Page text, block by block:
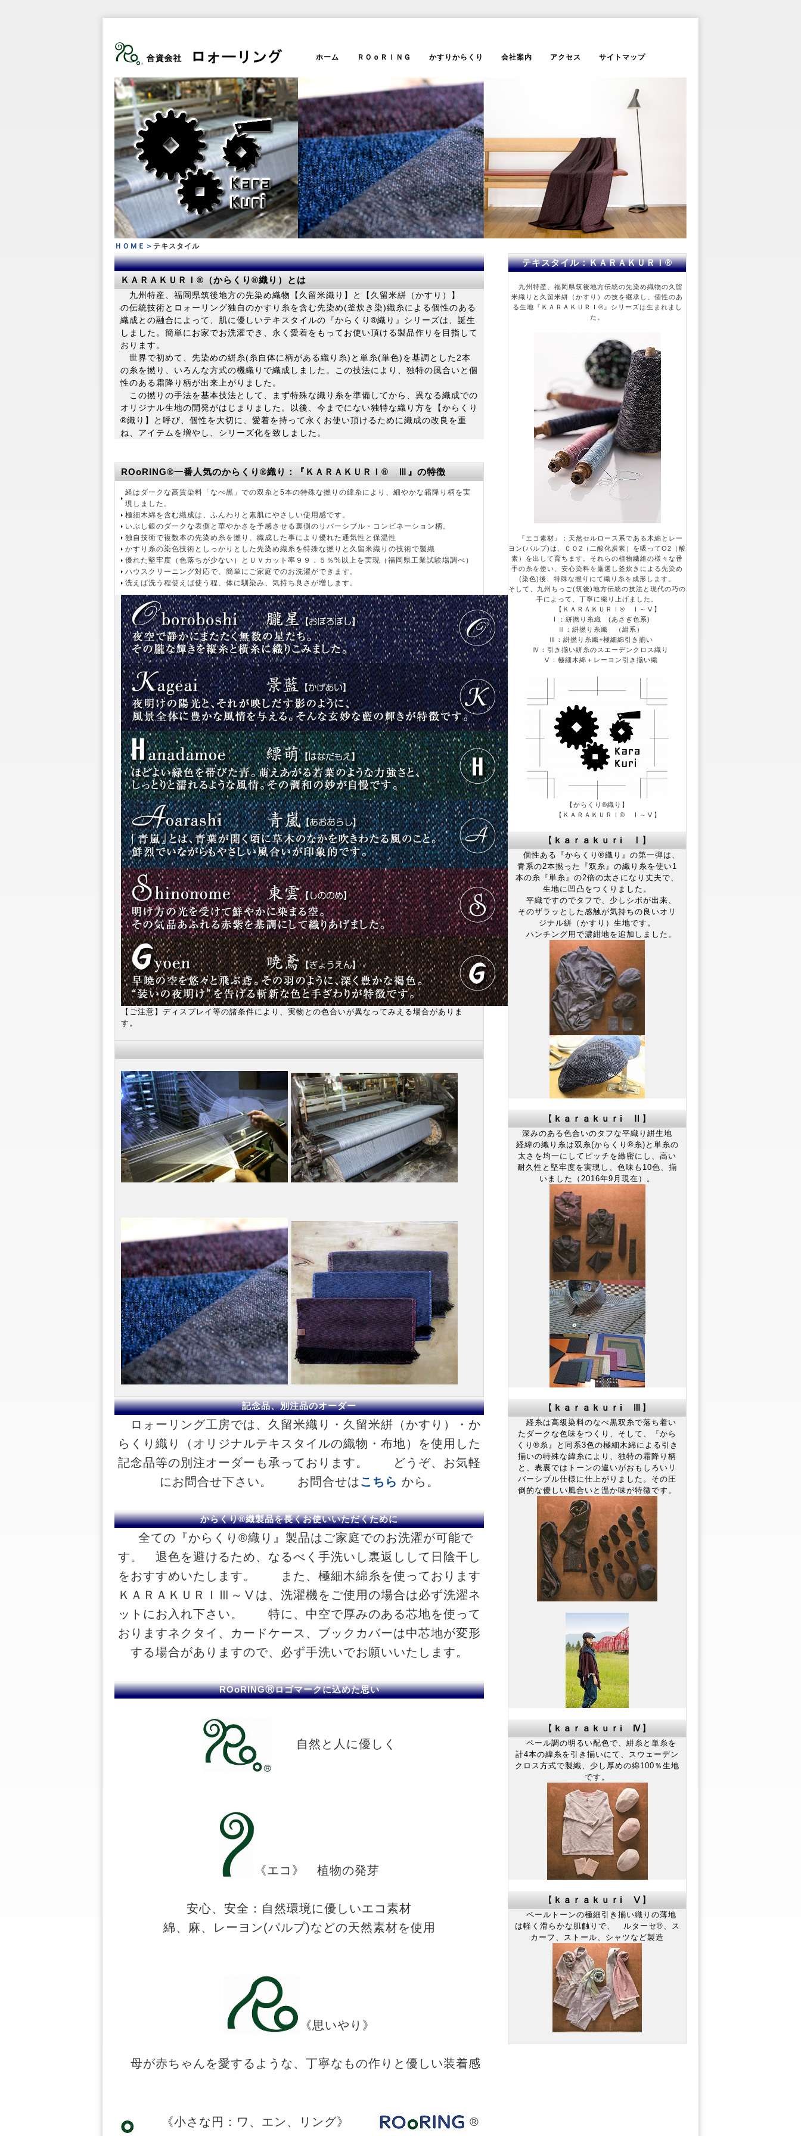
ホーム ＲＯｏＲＩＮＧ かすりからくり 会社案内 アクセス サイトマップ
ＨＯＭＥ＞ テキスタイル
ＫＡＲＡＫＵＲＩ®（からくり®織り）とは
九州特産、福岡県筑後地方の先染め織物【久留米織り】と【久留米絣（かすり）】
の伝統技術とロォーリング独自のかすり糸を含む先染め(釜炊き染)織糸による個性のある
織成との融合によって、肌に優しいテキスタイルの『からくり®織り』シリーズは、誕生
しました。簡単にお家でお洗濯でき、永く愛着をもってお使い頂ける製品作りを目指して
おります。
世界で初めて、先染めの絣糸(糸自体に柄がある織り糸)と単糸(単色)を基調とした2本
の糸を撚り、いろんな方式の機織りで織成しました。この技法により、独特の風合いと個
性のある霜降り柄が出来上がりました。
この撚りの手法を基本技法として、まず特殊な織り糸を準備してから、異なる織成での
オリジナル生地の開発がはじまりました。以後、今までにない独特な織り方を【からくり
®織り】と呼び、個性を大切に、愛着を持って永くお使い頂けるために織成の改良を重
ね、アイテムを増やし、シリーズ化を致しました。
ROoRING®一番人気のからくり®織り：『ＫＡＲＡＫＵＲＩ® Ⅲ』の特徴
経はダークな高質染料「なべ黒」での双糸と5本の特殊な撚りの緯糸により、細やかな霜降り柄を実
現しました。
極細木綿を含む織成は、ふんわりと素肌にやさしい使用感です。
いぶし銀のダークな表側と華やかさを予感させる裏側のリバーシブル・コンビネーション柄。
独自技術で複数本の先染め糸を撚り、織成した事により優れた通気性と保温性
かすり糸の染色技術としっかりとした先染め織糸を特殊な撚りと久留米織りの技術で製織
優れた堅牢度（色落ちが少ない）とＵＶカット率９９．５％%以上を実現（福岡県工業試験場調べ）
ハウスクリーニング対応で、簡単にご家庭でのお洗濯ができます。
洗えば洗う程使えば使う程、体に馴染み、気持ち良さが増します。
【ご注意】ディスプレイ等の諸条件により、実物との色合いが異なってみえる場合がありま
す。
記念品、別注品のオーダー
ロォーリング工房では、久留米織り・久留米絣（かすり）・か
らくり織り（オリジナルテキスタイルの織物・布地）を使用した
記念品等の別注オーダーも承っております。 どうぞ、お気軽
にお問合せ下さい。 お問合せは こちら から。
からくり®織製品を長くお使いいただくために
全ての『からくり®織り』製品はご家庭でのお洗濯が可能で
す。 退色を避けるため、なるべく手洗いし裏返しして日陰干し
をおすすめいたします。 また、極細木綿糸を使っております
ＫＡＲＡＫＵＲＩⅢ～Ⅴは、洗濯機をご使用の場合は必ず洗濯ネ
ットにお入れ下さい。 特に、中空で厚みのある芯地を使って
おりますネクタイ、カードケース、ブックカバーは中芯地が変形
する場合がありますので、必ず手洗いでお願いいたします。
ROoRINGⓇロゴマークに込めた思い
自然と人に優しく
《エコ》 植物の発芽
安心、安全：自然環境に優しいエコ素材
綿、麻、レーヨン(パルプ)などの天然素材を使用
《思いやり》
母が赤ちゃんを愛するような、丁寧なもの作りと優しい装着感
《小さな円：ワ、エン、リング》 ®
テキスタイル：ＫＡＲＡＫＵＲＩ®
九州特産、福岡県筑後地方伝統の先染め織物の久留
米織りと久留米絣（かすり）の技を継承し、個性のあ
る生地『ＫＡＲＡＫＵＲＩ®』シリーズは生まれまし
た。
『エコ素材』：天然セルロース系である木綿とレー
ヨン(パルプ)は、ＣＯ2（二酸化炭素）を吸ってO2（酸
素）を出して育ちます。それらの植物繊維の様々な番
手の糸を使い、安心染料を厳選し釜炊きによる先染め
(染色)後、特殊な撚りにて織り糸を成形します。
そして、九州ちっご(筑後)地方伝統の技法と現代の巧の
手によって、丁寧に織り上げました。
【ＫＡＲＡＫＵＲＩ® Ⅰ～Ⅴ】
Ⅰ：絣撚り糸織 (あさぎ色系)
Ⅱ：絣撚り糸織 （紺系）
Ⅲ：絣撚り糸織+極細綿引き揃い
Ⅳ：引き揃い絣糸のスエーデンクロス織り
Ⅴ：極細木綿＋レーヨン引き揃い織
【からくり®織り】
【ＫＡＲＡＫＵＲＩ® Ⅰ～Ⅴ】
【 ｋａｒａｋｕｒi Ⅰ 】
個性ある『からくり®織り』の第一弾は、
青系の2本撚った『双糸』の織り糸を使い1
本の糸『単糸』の2倍の太さになり丈夫で、
生地に凹凸をつくりました。
平織ですのでタフで、少しシボが出来、
そのザラッとした感触が気持ちの良いオリ
ジナル絣（かすり）生地です。
ハンチング用で濃紺地を追加しました。
【 ｋａｒａｋｕｒi Ⅱ 】
深みのある色合いのタフな平織り絣生地
経緯の織り糸は双糸(からくり®糸)と単糸の
太さを均一にしてピッチを緻密にし、高い
耐久性と堅牢度を実現し、色味も10色、揃
いました（2016年9月現在）。
【 ｋａｒａｋｕｒi Ⅲ 】
経糸は高級染料のなべ黒双糸で落ち着い
たダークな色味をつくり、そして、『から
くり®糸』と同系3色の極細木綿による引き
揃いの特殊な緯糸により、独特の霜降り柄
と、表裏ではトーンの違いがおもしろいリ
バーシブル仕様に仕上がりました。その圧
倒的な優しい風合いと温か味が特徴です。
【 ｋａｒａｋｕｒi Ⅳ 】
ペール調の明るい配色で、絣糸と単糸を
計4本の緯糸を引き揃いにて、スウェーデン
クロス方式で製織、少し厚めの綿100％生地
です。
【 ｋａｒａｋｕｒi Ⅴ 】
ペールトーンの極細引き揃い織りの薄地
は軽く滑らかな肌触りで、 ルターセ®、ス
カーフ、ストール、シャツなど製造